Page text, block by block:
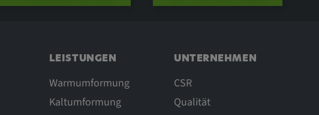
LEISTUNGEN
Warmumformung
Kaltumformung
UNTERNEHMEN
CSR
Qualität